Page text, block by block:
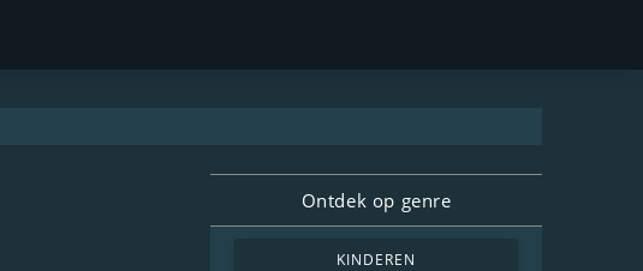
Ontdek op genre
KINDEREN